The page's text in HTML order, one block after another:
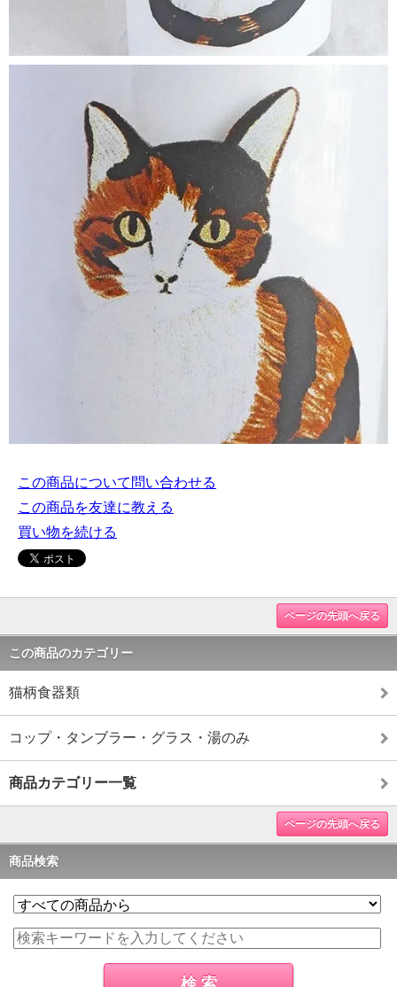
この商品について問い合わせる
この商品を友達に教える
買い物を続ける
ページの先頭へ戻る
この商品のカテゴリー
猫柄食器類
コップ・タンブラー・グラス・湯のみ
商品カテゴリー一覧
ページの先頭へ戻る
商品検索